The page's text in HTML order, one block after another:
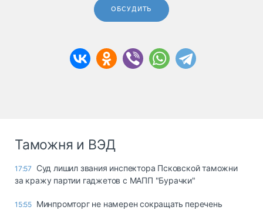
ОБСУДИТЬ
Таможня и ВЭД
17:57
Суд лишил звания инспектора Псковской таможни
за кражу партии гаджетов с МАПП "Бурачки"
15:55 Минпромторг не намерен сокращать перечень